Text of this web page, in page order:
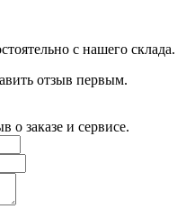
с нашего склада.
отзыв первым.
о заказе и сервисе.